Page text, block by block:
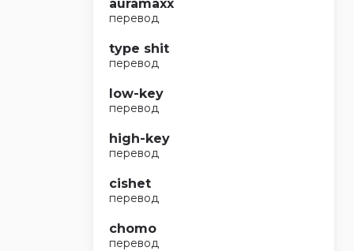
auramaxx
перевод
type shit
перевод
low-key
перевод
high-key
перевод
cishet
перевод
chomo
перевод